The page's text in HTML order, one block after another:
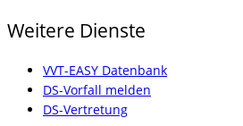
Weitere Dienste
VVT-EASY Datenbank
DS-Vorfall melden
DS-Vertretung